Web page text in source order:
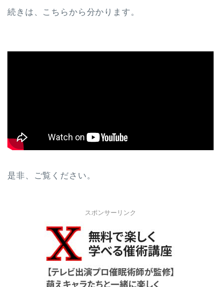
続きは、こちらから分かります。
是非、ご覧ください。
スポンサーリンク